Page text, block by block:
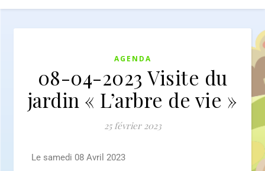
AGENDA
08-04-2023 Visite du
jardin « L’arbre de vie »
25 février 2023
Le samedi 08 Avril 2023